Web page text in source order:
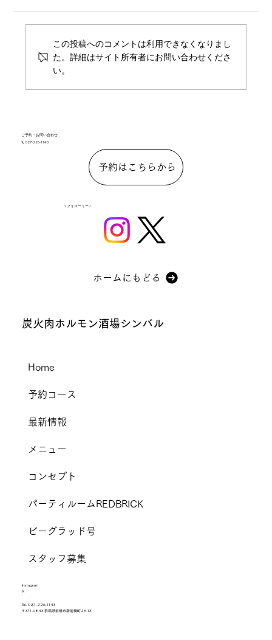
7月のスケジュール
この投稿へのコメントは利用できなくなりまし
た。詳細はサイト所有者にお問い合わせくださ
い。
ご予約・お問い合わせ
📞 027-226-1143
予約はこちらから
\ フォローミー /
ホームにもどる
炭火肉ホルモン酒場シンバル
Home
予約コース
最新情報
メニュー
コンセプト
パーティルームREDBRICK
ビーグラッド号
スタッフ募集
Instagram
X
Tel. 027-226-1143
〒371-0843 群馬県前橋市新前橋町25-13